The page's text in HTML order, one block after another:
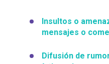
Insultos o
mensajes o
Difusión de